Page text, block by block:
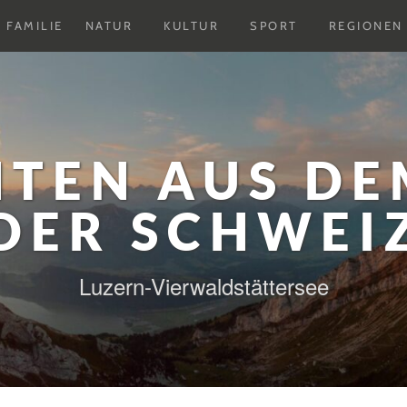
FAMILIE NATUR
Untermenu
KULTUR
Untermenu
SPORT
Untermenu
REGIONEN
AUS
Luzern-Vierwaldstättersee